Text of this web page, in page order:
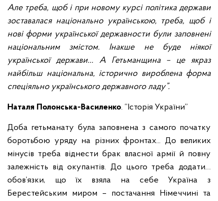
Але треба, щоб і при новому курсі політика держави
зоставалася національно українською, треба, щоб і
нові форми української державности були заповнені
національним змістом. Інакше не буде ніякої
української держави… А Гетьманщина – це якраз
найбільш національна, історично вироблена форма
спеціяльно українського державного ладу”.
Наталя Полонська-Василенко. “Історія України”
Доба гетьманату була заповнена з самого початку
боротьбою уряду на різних фронтах... До великих
мінусів треба віднести брак власної армії й повну
залежність від окупантів. До цього треба додати…
обов’язки, що їх взяла на себе Україна з
Берестейським миром – постачання Німеччині та